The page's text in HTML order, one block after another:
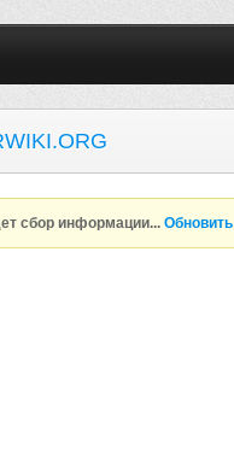
сбор информации...Обновить